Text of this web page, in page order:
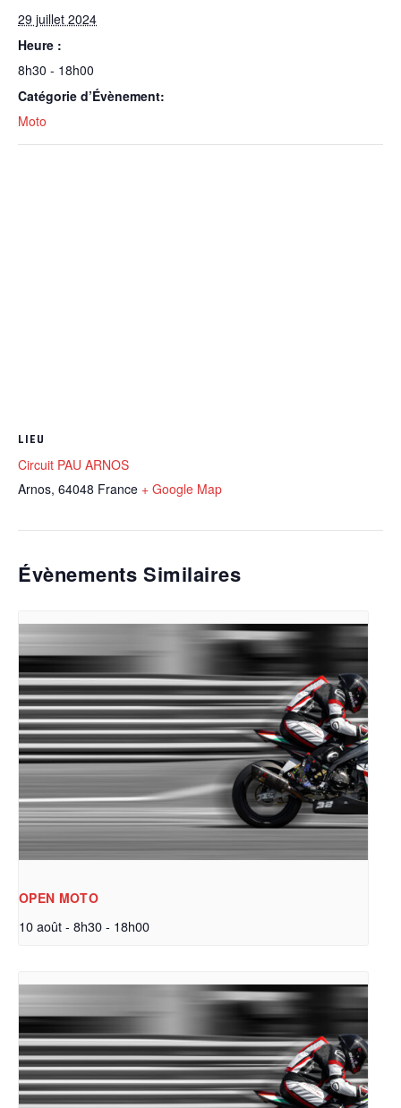
29 juillet 2024
Heure :
8h30 - 18h00
Catégorie d’Évènement:
Moto
LIEU
Circuit PAU ARNOS
Arnos, 64048 France + Google Map
Évènements Similaires
OPEN MOTO
10 août - 8h30- 18h00